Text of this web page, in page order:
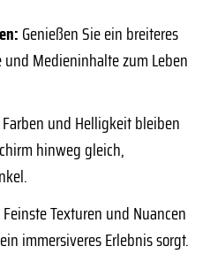
Genießen Sie ein breiteres
Medieninhalte zum Leben
Farben und Helligkeit bleiben
hinweg gleich,
Feinste Texturen und Nuancen
immersiveres Erlebnis sorgt.